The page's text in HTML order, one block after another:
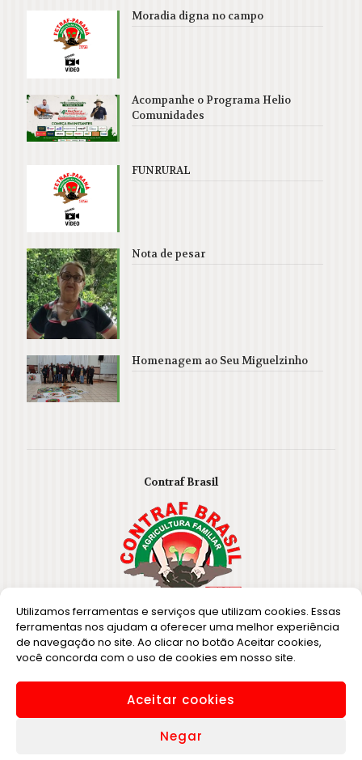
Utilizamos ferramentas e serviços que utilizam cookies. Essas
ferramentas nos ajudam a oferecer uma melhor experiência
de navegação no site. Ao clicar no botão Aceitar cookies,
você concorda com o uso de cookies em nosso site.
Aceitar cookies
Negar
Moradia digna no campo
Acompanhe o Programa Helio
Comunidades
FUNRURAL
Nota de pesar
Homenagem ao Seu Miguelzinho
Contraf Brasil